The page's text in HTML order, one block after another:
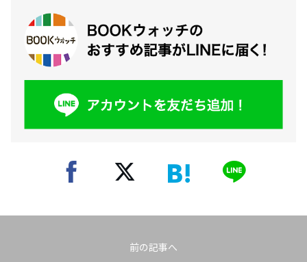
前の記事へ